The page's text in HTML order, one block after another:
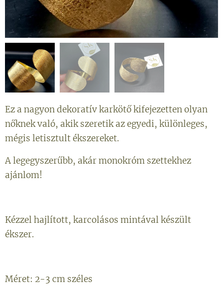
Ez a nagyon dekoratív karkötő kifejezetten olyan
nőknek való, akik szeretik az egyedi, különleges,
mégis letisztult ékszereket.
A legegyszerűbb, akár monokróm szettekhez
ajánlom!
Kézzel hajlított, karcolásos mintával készült
ékszer.
Méret: 2-3 cm széles